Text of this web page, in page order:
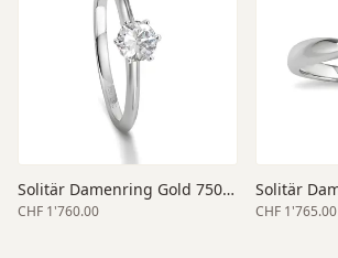
Solitär Damenring Gold 750 weiss
CHF 1'760.00 CHF 1'765.00